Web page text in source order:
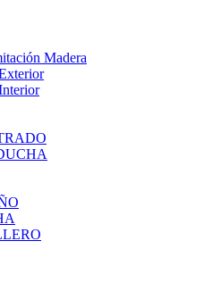
Madera